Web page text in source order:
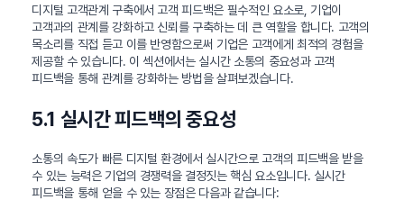
디지털 고객관계 구축에서 고객 피드백은 필수적인 요소로, 기업이
고객과의 관계를 강화하고 신뢰를 구축하는 데 큰 역할을 합니다. 고객의
목소리를 직접 듣고 이를 반영함으로써 기업은 고객에게 최적의 경험을
제공할 수 있습니다. 이 섹션에서는 실시간 소통의 중요성과 고객
피드백을 통해 관계를 강화하는 방법을 살펴보겠습니다.
5.1 실시간 피드백의 중요성
소통의 속도가 빠른 디지털 환경에서 실시간으로 고객의 피드백을 받을
수 있는 능력은 기업의 경쟁력을 결정짓는 핵심 요소입니다. 실시간
피드백을 통해 얻을 수 있는 장점은 다음과 같습니다: